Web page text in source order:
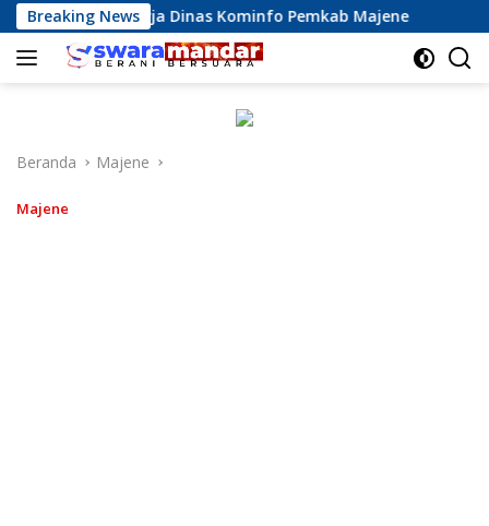
Langsung
ke
konten
Breaking News
Kinerja Dinas Kominfo Pemkab Majene 13
Beranda Majene
Majene